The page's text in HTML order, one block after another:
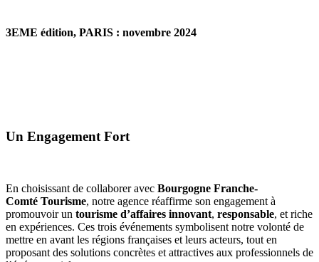
3EME édition, PARIS : novembre 2024
Un Engagement Fort
En choisissant de collaborer avec Bourgogne Franche-
Comté Tourisme, notre agence réaffirme son engagement à
promouvoir un tourisme d’affaires innovant, responsable, et riche
en expériences. Ces trois événements symbolisent notre volonté de
mettre en avant les régions françaises et leurs acteurs, tout en
proposant des solutions concrètes et attractives aux professionnels de